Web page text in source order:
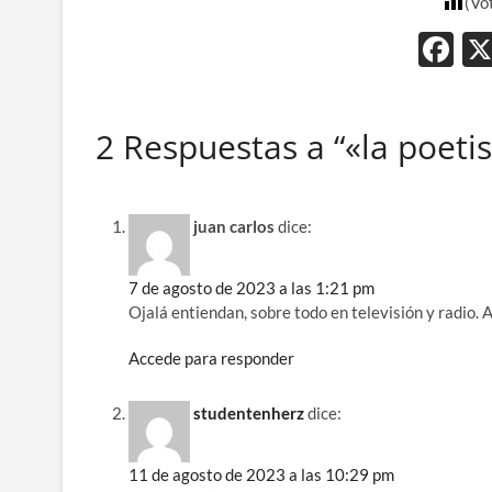
F
b
2 Respuestas a “«la
juan carlos dice:
7 de agosto de 2023 a las 1:21 pm
Ojalá entiendan, sobre todo en televisión y radio.
Accede para responder
studentenherzdice:
11 de agosto de 2023 a las 10:29 pm